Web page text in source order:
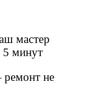
мастер
5 минут
не